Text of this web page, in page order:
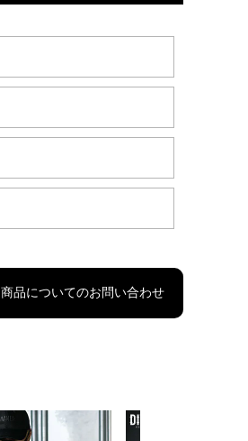
商品についてのお問い合わせ